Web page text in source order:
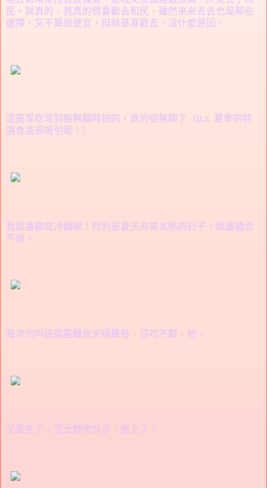
民。說真的，我真的很喜歡去和民，雖然來來去去也是那些
選擇，又不算很便宜，但就是喜歡去，沒什麼原因。
這是等吃等到極無聊時拍的，真的很無聊了（p.s. 夏季的特
選食品很吸引呢！）
我超喜歡吃冷麵呢！特別是夏天非常炎熱的日子，就最適合
不過。
每次也叫這個星鰻魚天婦羅卷，百吃不厭，哈。
又是它了，芝士煙肉丸子，迷上了。